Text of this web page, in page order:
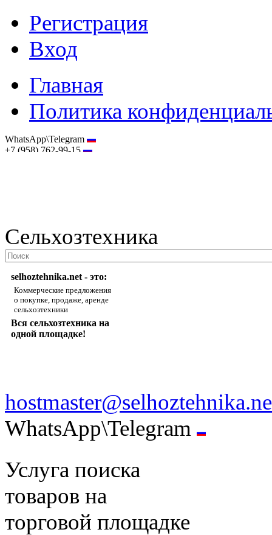
Регистрация
Вход
Главная
Политика
WhatsApp\Telegram
+7 (958) 762-99-15
Сельхозтехника
selhoztehnika.net - это:
Коммерческие предложения
о покупке, продаже, аренде
сельхозтехники
Вся сельхозтехника на
одной площадке!
WhatsApp\Telegram
Услуга поиска
товаров на
торговой площадке